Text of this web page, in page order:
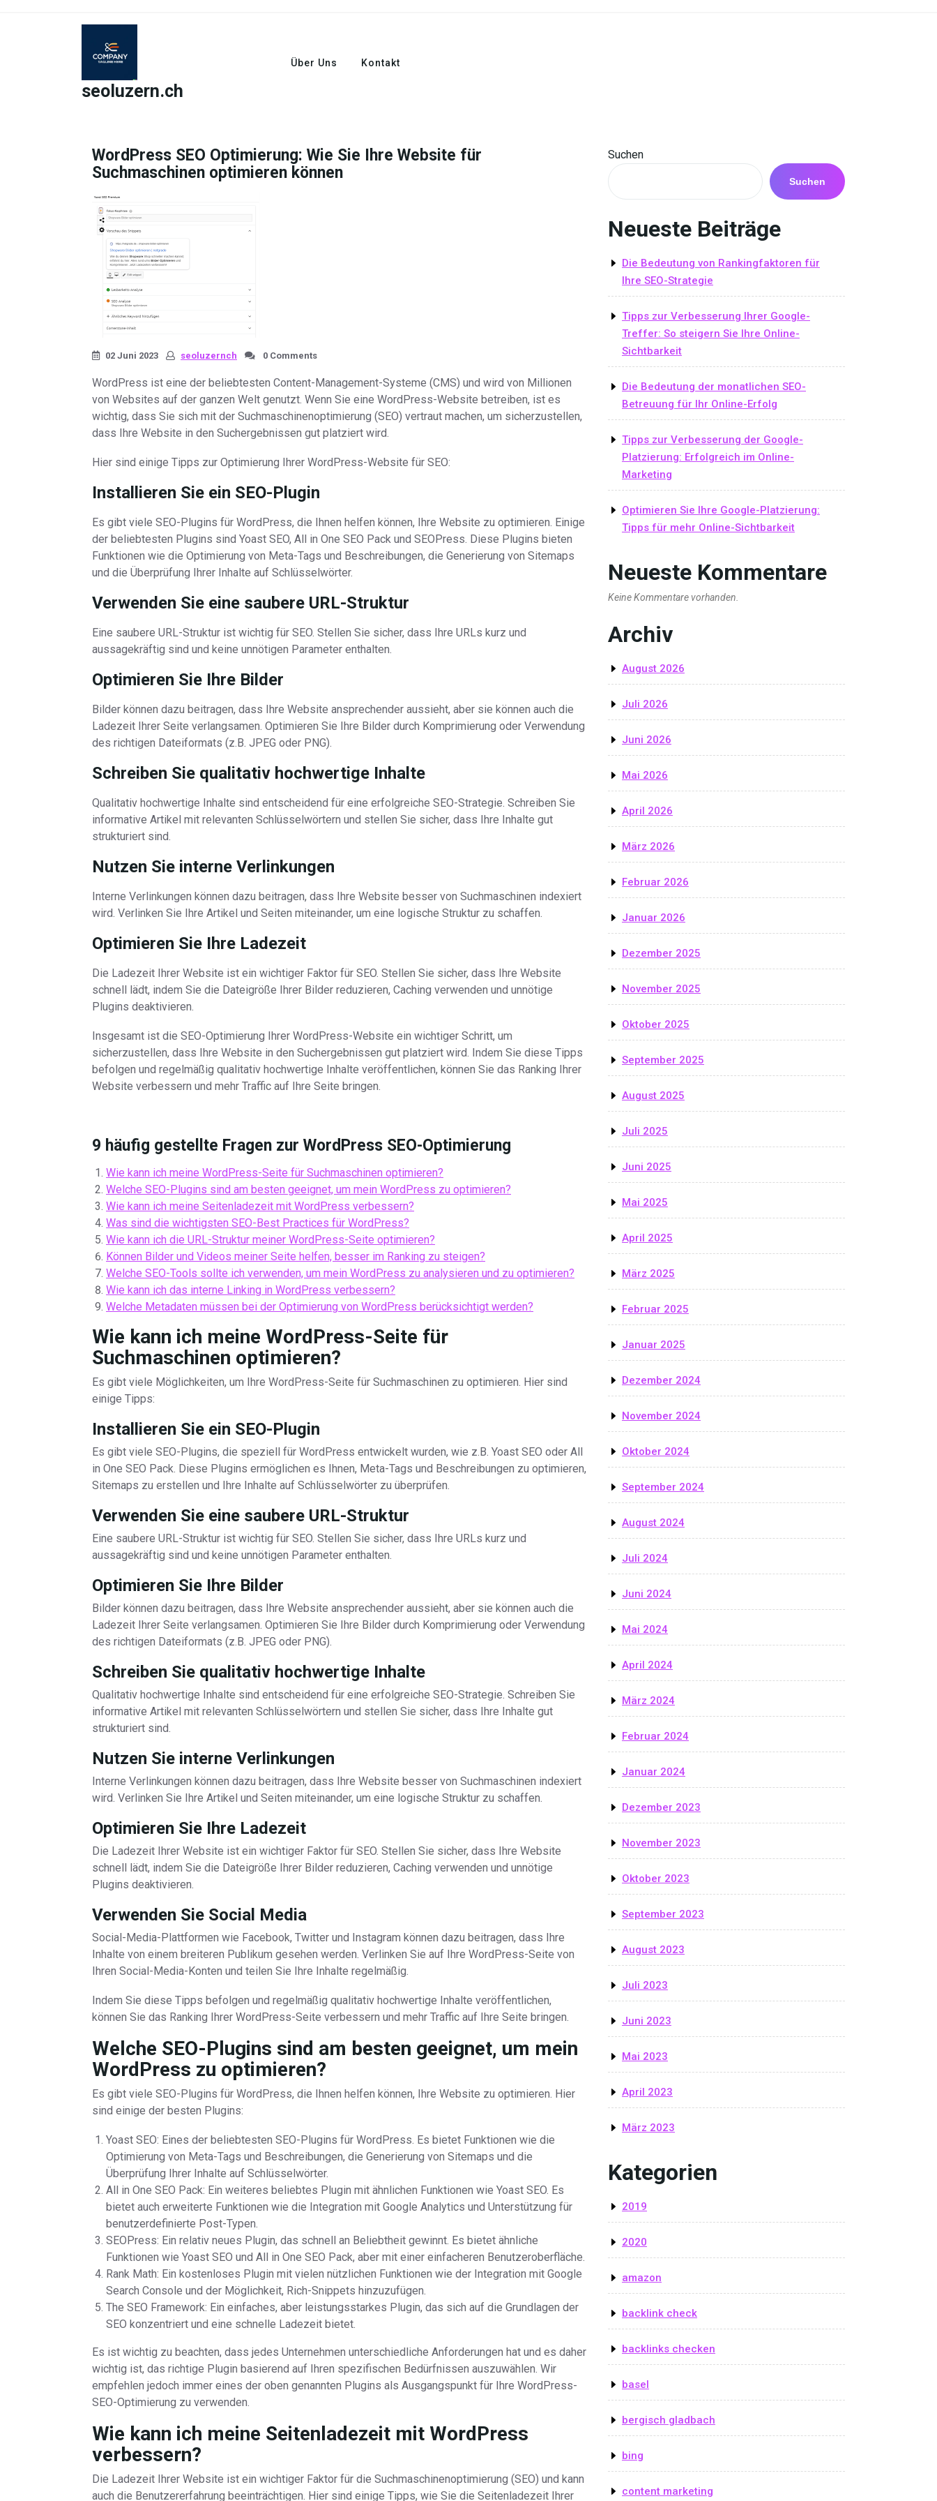
seoluzern.ch
Über Uns Kontakt
WordPress SEO Optimierung: Wie Sie Ihre Website für
Suchmaschinen optimieren können
02 Juni 2023 seoluzernch 0 Comments
WordPress ist eine der beliebtesten Content-Management-Systeme (CMS) und wird von Millionen
von Websites auf der ganzen Welt genutzt. Wenn Sie eine WordPress-Website betreiben, ist es
wichtig, dass Sie sich mit der Suchmaschinenoptimierung (SEO) vertraut machen, um sicherzustellen,
dass Ihre Website in den Suchergebnissen gut platziert wird.
Hier sind einige Tipps zur Optimierung Ihrer WordPress-Website für SEO:
Installieren Sie ein SEO-Plugin
Es gibt viele SEO-Plugins für WordPress, die Ihnen helfen können, Ihre Website zu optimieren. Einige
der beliebtesten Plugins sind Yoast SEO, All in One SEO Pack und SEOPress. Diese Plugins bieten
Funktionen wie die Optimierung von Meta-Tags und Beschreibungen, die Generierung von Sitemaps
und die Überprüfung Ihrer Inhalte auf Schlüsselwörter.
Verwenden Sie eine saubere URL-Struktur
Eine saubere URL-Struktur ist wichtig für SEO. Stellen Sie sicher, dass Ihre URLs kurz und
aussagekräftig sind und keine unnötigen Parameter enthalten.
Optimieren Sie Ihre Bilder
Bilder können dazu beitragen, dass Ihre Website ansprechender aussieht, aber sie können auch die
Ladezeit Ihrer Seite verlangsamen. Optimieren Sie Ihre Bilder durch Komprimierung oder Verwendung
des richtigen Dateiformats (z.B. JPEG oder PNG).
Schreiben Sie qualitativ hochwertige Inhalte
Qualitativ hochwertige Inhalte sind entscheidend für eine erfolgreiche SEO-Strategie. Schreiben Sie
informative Artikel mit relevanten Schlüsselwörtern und stellen Sie sicher, dass Ihre Inhalte gut
strukturiert sind.
Nutzen Sie interne Verlinkungen
Interne Verlinkungen können dazu beitragen, dass Ihre Website besser von Suchmaschinen indexiert
wird. Verlinken Sie Ihre Artikel und Seiten miteinander, um eine logische Struktur zu schaffen.
Optimieren Sie Ihre Ladezeit
Die Ladezeit Ihrer Website ist ein wichtiger Faktor für SEO. Stellen Sie sicher, dass Ihre Website
schnell lädt, indem Sie die Dateigröße Ihrer Bilder reduzieren, Caching verwenden und unnötige
Plugins deaktivieren.
Insgesamt ist die SEO-Optimierung Ihrer WordPress-Website ein wichtiger Schritt, um
sicherzustellen, dass Ihre Website in den Suchergebnissen gut platziert wird. Indem Sie diese Tipps
befolgen und regelmäßig qualitativ hochwertige Inhalte veröffentlichen, können Sie das Ranking Ihrer
Website verbessern und mehr Traffic auf Ihre Seite bringen.
9 häufig gestellte Fragen zur WordPress SEO-Optimierung
Wie kann ich meine WordPress-Seite für Suchmaschinen optimieren?
Welche SEO-Plugins sind am besten geeignet, um mein WordPress zu optimieren?
Wie kann ich meine Seitenladezeit mit WordPress verbessern?
Was sind die wichtigsten SEO-Best Practices für WordPress?
Wie kann ich die URL-Struktur meiner WordPress-Seite optimieren?
Können Bilder und Videos meiner Seite helfen, besser im Ranking zu steigen?
Welche SEO-Tools sollte ich verwenden, um mein WordPress zu analysieren und zu optimieren?
Wie kann ich das interne Linking in WordPress verbessern?
Welche Metadaten müssen bei der Optimierung von WordPress berücksichtigt werden?
Wie kann ich meine WordPress-Seite für
Suchmaschinen optimieren?
Es gibt viele Möglichkeiten, um Ihre WordPress-Seite für Suchmaschinen zu optimieren. Hier sind
einige Tipps:
Installieren Sie ein SEO-Plugin
Es gibt viele SEO-Plugins, die speziell für WordPress entwickelt wurden, wie z.B. Yoast SEO oder All
in One SEO Pack. Diese Plugins ermöglichen es Ihnen, Meta-Tags und Beschreibungen zu optimieren,
Sitemaps zu erstellen und Ihre Inhalte auf Schlüsselwörter zu überprüfen.
Verwenden Sie eine saubere URL-Struktur
Eine saubere URL-Struktur ist wichtig für SEO. Stellen Sie sicher, dass Ihre URLs kurz und
aussagekräftig sind und keine unnötigen Parameter enthalten.
Optimieren Sie Ihre Bilder
Bilder können dazu beitragen, dass Ihre Website ansprechender aussieht, aber sie können auch die
Ladezeit Ihrer Seite verlangsamen. Optimieren Sie Ihre Bilder durch Komprimierung oder Verwendung
des richtigen Dateiformats (z.B. JPEG oder PNG).
Schreiben Sie qualitativ hochwertige Inhalte
Qualitativ hochwertige Inhalte sind entscheidend für eine erfolgreiche SEO-Strategie. Schreiben Sie
informative Artikel mit relevanten Schlüsselwörtern und stellen Sie sicher, dass Ihre Inhalte gut
strukturiert sind.
Nutzen Sie interne Verlinkungen
Interne Verlinkungen können dazu beitragen, dass Ihre Website besser von Suchmaschinen indexiert
wird. Verlinken Sie Ihre Artikel und Seiten miteinander, um eine logische Struktur zu schaffen.
Optimieren Sie Ihre Ladezeit
Die Ladezeit Ihrer Website ist ein wichtiger Faktor für SEO. Stellen Sie sicher, dass Ihre Website
schnell lädt, indem Sie die Dateigröße Ihrer Bilder reduzieren, Caching verwenden und unnötige
Plugins deaktivieren.
Verwenden Sie Social Media
Social-Media-Plattformen wie Facebook, Twitter und Instagram können dazu beitragen, dass Ihre
Inhalte von einem breiteren Publikum gesehen werden. Verlinken Sie auf Ihre WordPress-Seite von
Ihren Social-Media-Konten und teilen Sie Ihre Inhalte regelmäßig.
Indem Sie diese Tipps befolgen und regelmäßig qualitativ hochwertige Inhalte veröffentlichen,
können Sie das Ranking Ihrer WordPress-Seite verbessern und mehr Traffic auf Ihre Seite bringen.
Welche SEO-Plugins sind am besten geeignet, um mein
WordPress zu optimieren?
Es gibt viele SEO-Plugins für WordPress, die Ihnen helfen können, Ihre Website zu optimieren. Hier
sind einige der besten Plugins:
Yoast SEO: Eines der beliebtesten SEO-Plugins für WordPress. Es bietet Funktionen wie die
Optimierung von Meta-Tags und Beschreibungen, die Generierung von Sitemaps und die
Überprüfung Ihrer Inhalte auf Schlüsselwörter.
All in One SEO Pack: Ein weiteres beliebtes Plugin mit ähnlichen Funktionen wie Yoast SEO. Es
bietet auch erweiterte Funktionen wie die Integration mit Google Analytics und Unterstützung für
benutzerdefinierte Post-Typen.
SEOPress: Ein relativ neues Plugin, das schnell an Beliebtheit gewinnt. Es bietet ähnliche
Funktionen wie Yoast SEO und All in One SEO Pack, aber mit einer einfacheren Benutzeroberfläche.
Rank Math: Ein kostenloses Plugin mit vielen nützlichen Funktionen wie der Integration mit Google
Search Console und der Möglichkeit, Rich-Snippets hinzuzufügen.
The SEO Framework: Ein einfaches, aber leistungsstarkes Plugin, das sich auf die Grundlagen der
SEO konzentriert und eine schnelle Ladezeit bietet.
Es ist wichtig zu beachten, dass jedes Unternehmen unterschiedliche Anforderungen hat und es daher
wichtig ist, das richtige Plugin basierend auf Ihren spezifischen Bedürfnissen auszuwählen. Wir
empfehlen jedoch immer eines der oben genannten Plugins als Ausgangspunkt für Ihre WordPress-
SEO-Optimierung zu verwenden.
Wie kann ich meine Seitenladezeit mit WordPress
verbessern?
Die Ladezeit Ihrer Website ist ein wichtiger Faktor für die Suchmaschinenoptimierung (SEO) und kann
auch die Benutzererfahrung beeinträchtigen. Hier sind einige Tipps, wie Sie die Seitenladezeit Ihrer
Suchen
Suchen
Neueste Beiträge
Die Bedeutung von Rankingfaktoren für
Ihre SEO-Strategie
Tipps zur Verbesserung Ihrer Google-
Treffer: So steigern Sie Ihre Online-
Sichtbarkeit
Die Bedeutung der monatlichen SEO-
Betreuung für Ihr Online-Erfolg
Tipps zur Verbesserung der Google-
Platzierung: Erfolgreich im Online-
Marketing
Optimieren Sie Ihre Google-Platzierung:
Tipps für mehr Online-Sichtbarkeit
Neueste Kommentare
Keine Kommentare vorhanden.
Archiv
August 2026
Juli 2026
Juni 2026
Mai 2026
April 2026
März 2026
Februar 2026
Januar 2026
Dezember 2025
November 2025
Oktober 2025
September 2025
August 2025
Juli 2025
Juni 2025
Mai 2025
April 2025
März 2025
Februar 2025
Januar 2025
Dezember 2024
November 2024
Oktober 2024
September 2024
August 2024
Juli 2024
Juni 2024
Mai 2024
April 2024
März 2024
Februar 2024
Januar 2024
Dezember 2023
November 2023
Oktober 2023
September 2023
August 2023
Juli 2023
Juni 2023
Mai 2023
April 2023
März 2023
Kategorien
2019
2020
amazon
backlink check
backlinks checken
basel
bergisch gladbach
bing
content marketing